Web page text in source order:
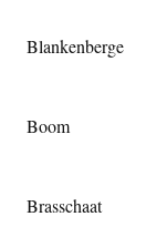
Blankenberge
Boom
Brasschaat